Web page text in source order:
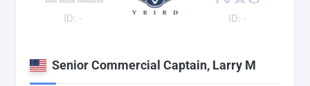
ID: - ID: -
Senior Commercial Captain, Larry M